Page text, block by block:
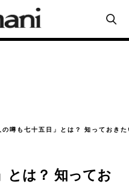
の噂も七十五日」とは？ 知っておき
とは？ 知ってお